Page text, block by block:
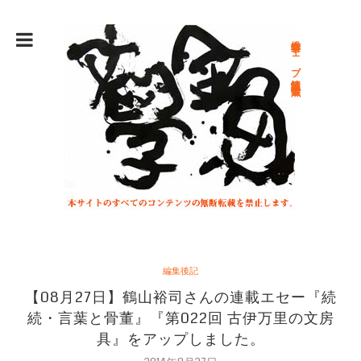
総合文学ウェブ情報誌 文学金魚
編集後記
【08月27日】鶴山裕司さんの連載エセー『続
続・言葉と骨董』『第022回 古伊万里の文房
具』をアップしました。